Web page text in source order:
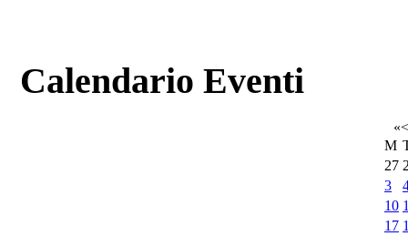
Calendario Eventi
«<
M
27
3
10
17